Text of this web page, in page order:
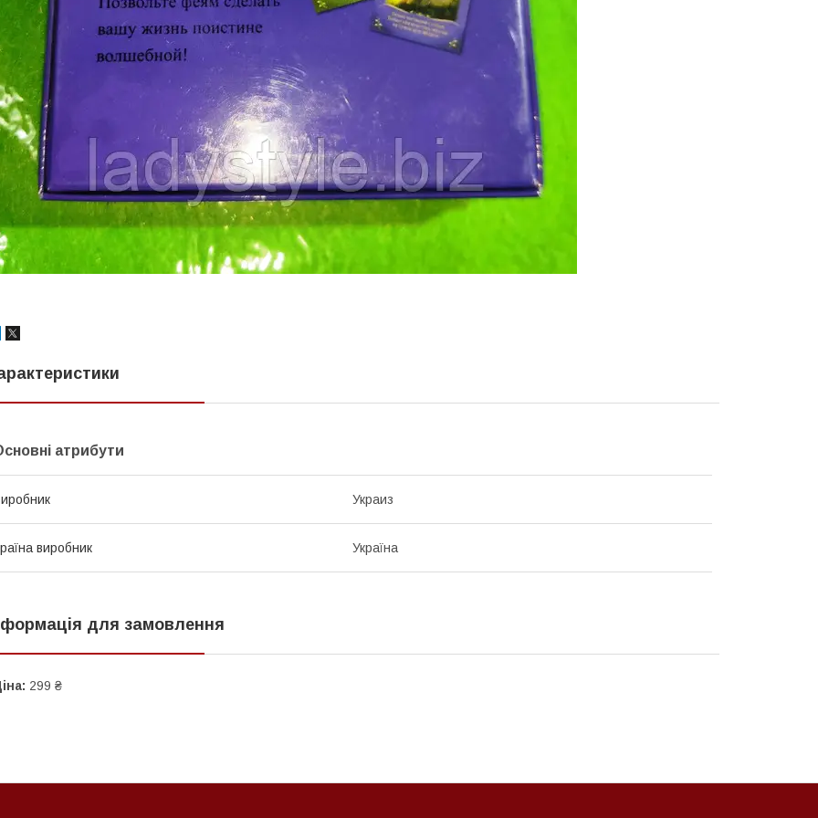
атрибути
Украиз
виробник Україна
для замовлення
299 ₴